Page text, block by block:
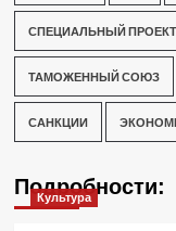
СПЕЦИАЛЬНЫЙ
ТАМОЖЕННЫЙ СОЮЗ
САНКЦИИ
Подробности:
Культура